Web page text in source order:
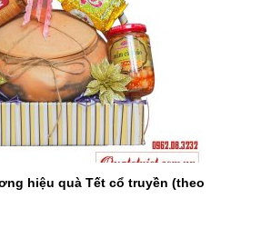
hiệu quà Tết cổ truyền (theo